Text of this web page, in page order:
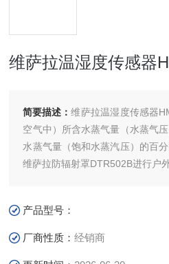
维萨拉温湿度传感器
简要描述：维萨拉温湿度传感器
空气中）所含水蒸气量（水蒸气
水蒸气量（饱和水蒸汽压）的百
维萨拉防辐射罩DTR502B进行户
产品型号：
厂商性质：经销商